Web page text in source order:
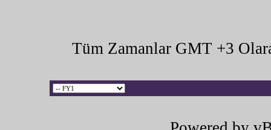
Tüm Zamanlar GMT +3